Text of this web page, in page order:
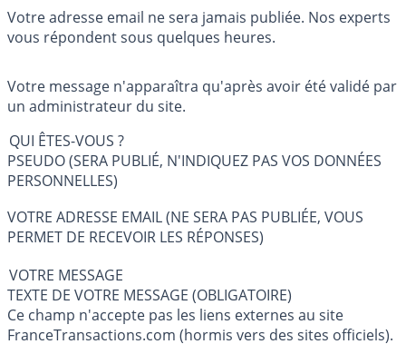
Votre adresse email ne sera jamais publiée. Nos experts
vous répondent sous quelques heures.
Votre message n'apparaîtra qu'après avoir été validé par
un administrateur du site.
QUI ÊTES-VOUS ?
PSEUDO (SERA PUBLIÉ, N'INDIQUEZ PAS VOS DONNÉES
PERSONNELLES)
VOTRE ADRESSE EMAIL (NE SERA PAS PUBLIÉE, VOUS
PERMET DE RECEVOIR LES RÉPONSES)
VOTRE MESSAGE
TEXTE DE VOTRE MESSAGE (OBLIGATOIRE)
Ce champ n'accepte pas les liens externes au site
FranceTransactions.com (hormis vers des sites officiels).